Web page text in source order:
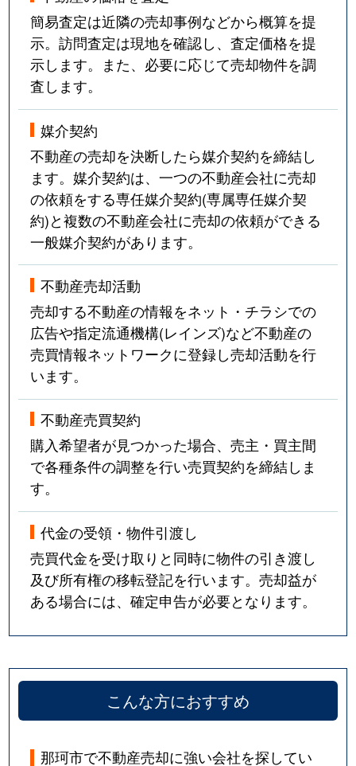
簡易査定は近隣の売却事例などから概算を提
示。訪問査定は現地を確認し、査定価格を提
示します。また、必要に応じて売却物件を調
査します。
媒介契約
不動産の売却を決断したら媒介契約を締結し
ます。媒介契約は、一つの不動産会社に売却
の依頼をする専任媒介契約(専属専任媒介契
約)と複数の不動産会社に売却の依頼ができる
一般媒介契約があります。
不動産売却活動
売却する不動産の情報をネット・チラシでの
広告や指定流通機構(レインズ)など不動産の
売買情報ネットワークに登録し売却活動を行
います。
不動産売買契約
購入希望者が見つかった場合、売主・買主間
で各種条件の調整を行い売買契約を締結しま
す。
代金の受領・物件引渡し
売買代金を受け取りと同時に物件の引き渡し
及び所有権の移転登記を行います。売却益が
ある場合には、確定申告が必要となります。
こんな方におすすめ
那珂市で不動産売却に強い会社を探してい